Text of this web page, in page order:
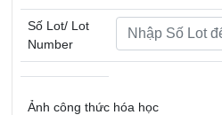
Số Lot/ Lot
Number
Ảnh công thức hóa học